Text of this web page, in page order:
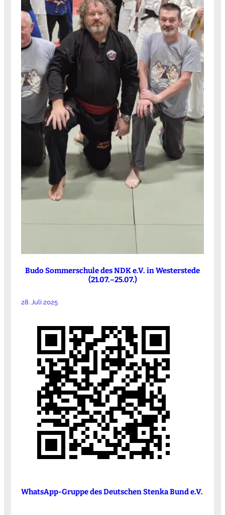
Budo Sommerschule des NDK e.V. in Westerstede
(21.07.–25.07.)
28. Juli 2025
WhatsApp-Gruppe des Deutschen Stenka Bund e.V.